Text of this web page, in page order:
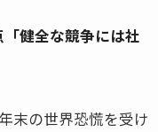
健全な競争には社
末の世界恐慌を受け